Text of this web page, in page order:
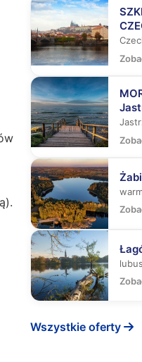
MAXA –
Wszystkie oferty